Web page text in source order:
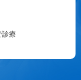
診療